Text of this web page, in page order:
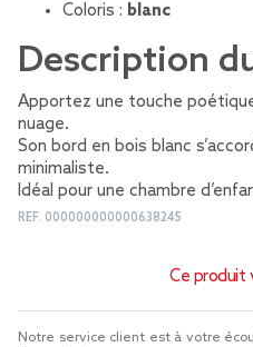
Coloris : blanc
Description
Apportez une touche
nuage.
Son bord en bois blanc
minimaliste.
Idéal pour une chambre
REF. 000000000000638245
Ce produit
Notre service client est à votre